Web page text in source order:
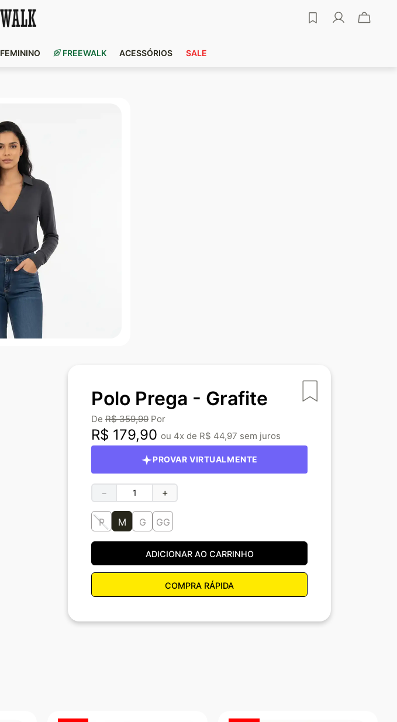
FEMININO FREEWALK ACESSÓRIOS SALE
Polo Prega - Grafite
R$ 359,90
R$ 179,90 4 R$ 44,97
PROVAR VIRTUALMENTE
＋
－
P M G GG
ADICIONAR AO CARRINHO
COMPRA RÁPIDA